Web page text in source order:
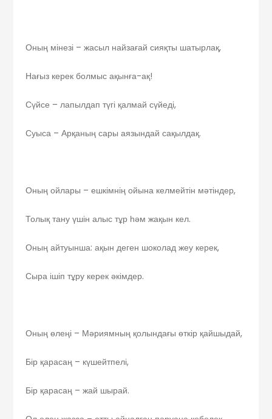
Оның мінезі – жасыл найзағай сияқты шатырлақ,
Нағыз керек болмыс ақынға-ақ!
Сүйсе – лапылдап түгі қалмай сүйеді,
Суыса – Арқаның сары аязындай сақылдақ.
Оның ойлары – ешкімнің ойына келмейтін мәтіндер,
Толық тану үшін алыс тұр һәм жақын кел.
Оның айтуынша: ақын деген шоколад жеу керек,
Сыра ішіп тұру керек әкімдер.
Оның өлеңі – Мәриямның қолындағы өткір қайшыдай,
Бір қарасаң – күшейтпелі,
Бір қарасаң – жай шырай.